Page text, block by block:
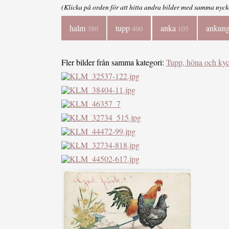
(Klicka på orden för att hitta andra bilder med samma
halm 380 tupp400 anka 105
Fler bilder från samma kategori: Tupp, höna och